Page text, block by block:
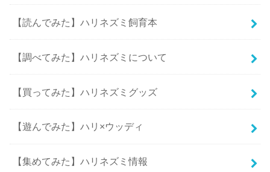
【読んでみた】ハリネズミ飼育本
【調べてみた】ハリネズミについて
【買ってみた】ハリネズミグッズ
【遊んでみた】ハリ×ウッディ
【集めてみた】ハリネズミ情報